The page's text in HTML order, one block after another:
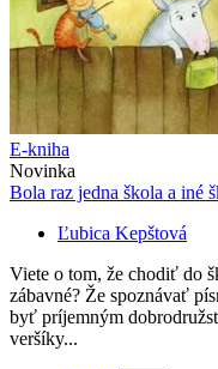
E-kniha
Novinka
Bola raz jedna škola a iné
Ľubica Kepštová
Viete o tom, že chodiť do
zábavné? Že spoznávať
byť príjemným
veršíky...